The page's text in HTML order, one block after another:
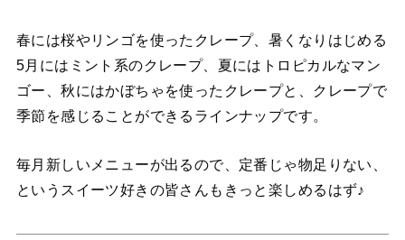
春には桜やリンゴを使ったクレープ、暑くなりはじめる
5月にはミント系のクレープ、夏にはトロピカルなマン
ゴー、秋にはかぼちゃを使ったクレープと、クレープで
季節を感じることができるラインナップです。
毎月新しいメニューが出るので、定番じゃ物足りない、
というスイーツ好きの皆さんもきっと楽しめるはず♪